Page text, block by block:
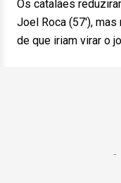
Os catalães
Joel Roca (57′),
de que iriam virar o